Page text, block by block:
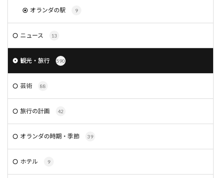
オランダの駅 9
ニュース 13
観光・旅行 590
芸術 88
旅行の計画 42
オランダの時期・季節 39
ホテル 9